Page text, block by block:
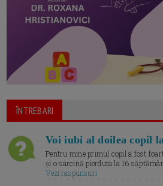
ÎNTREBARI
Voi iubi al doilea copil
Pentru mine primul copil a fost
și o sarcină pierduta la 16
Vezi raspunsuri